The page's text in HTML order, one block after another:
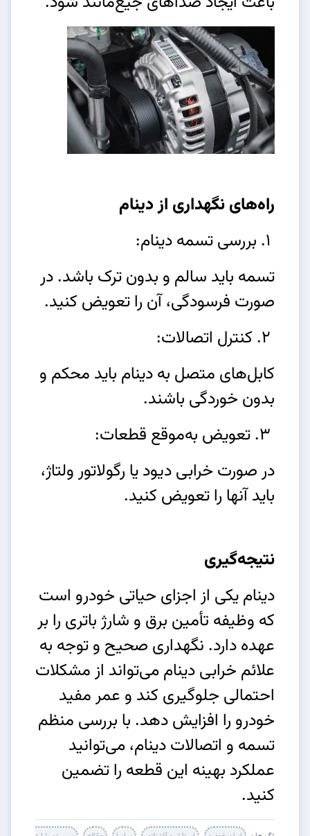
راه‌های نگهداری از دینام
تسمه باید سالم و بدون ترک باشد. در
صورت فرسودگی، آن را تعویض کنید.
کابل‌های متصل به دینام باید محکم و
بدون خوردگی باشند.
در صورت خرابی دیود یا رگولاتور ولتاژ،
باید آنها را تعویض کنید.
نتیجه‌گیری
دینام یکی از اجزای حیاتی خودرو است
که وظیفه تأمین برق و شارژ باتری را بر
عهده دارد. نگهداری صحیح و توجه به
علائم خرابی دینام می‌تواند از مشکلات
احتمالی جلوگیری کند و عمر مفید
خودرو را افزایش دهد. با بررسی منظم
تسمه و اتصالات دینام، می‌توانید
عملکرد بهینه این قطعه را تضمین
کنید.